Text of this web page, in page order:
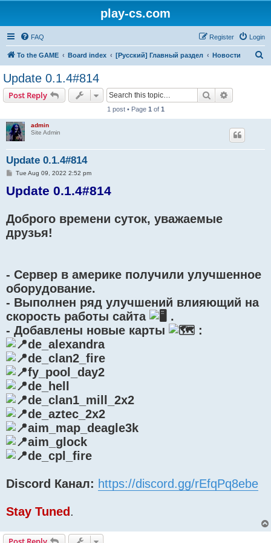
play-cs.com
FAQ Login
Register
To the GAME Board index [Русский] Главный раздел Новости
Update 0.1.4#814
Post Reply Search
1 post • Page 1 of 1
admin
Site Admin
Update 0.1.4#814
P
s
t
Tue Aug 09, 2022 2:52 pm
Update 0.1.4#814
Доброго времени суток, уважаемые
друзья!
- Сервер в америке получили улучшенное
оборудование.
- Выполнен ряд улучшений влияющий на
скорость работы сайта
.
- Добавлены новые карты
:
de_alexandra
de_clan2_fire
fy_pool_day2
de_hell
de_clan1_mill_2x2
de_aztec_2x2
aim_map_deagle3k
aim_glock
de_cpl_fire
Discord Канал: https://discord.gg/rEfqPq8ebe
Stay Tuned.